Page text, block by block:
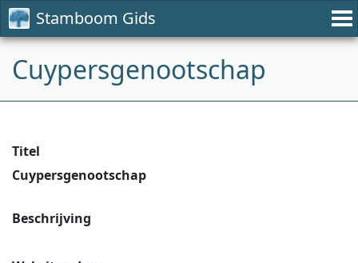
Stamboom Gids
Cuypersgenootschap
Titel
Cuypersgenootschap
Beschrijving